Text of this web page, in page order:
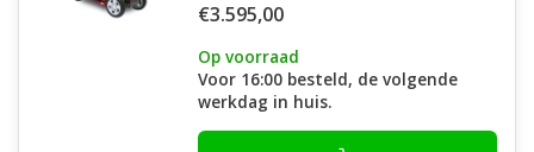
€3.595,00
Op voorraad
Voor 16:00 besteld, de volgende
werkdag in huis.